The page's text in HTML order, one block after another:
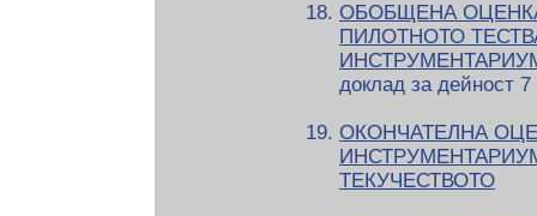
ОБОБЩЕНА
ПИЛОТНОТО
доклад за дейност 7
ОКОНЧАТЕЛНА
ТЕКУЧЕСТВОТО